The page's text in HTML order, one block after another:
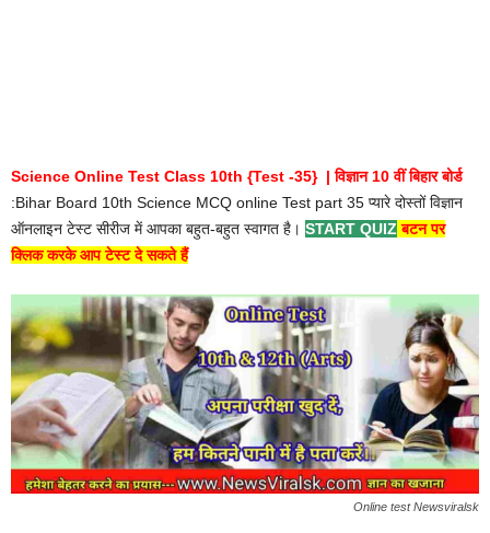
Science Online Test Class 10th {Test -35} | विज्ञान 10 वीं बिहार बोर्ड
:Bihar Board 10th Science MCQ online Test part 35 प्यारे दोस्तों विज्ञान
ऑनलाइन टेस्ट सीरीज में आपका बहुत-बहुत स्वागत है। START QUIZ बटन पर
क्लिक करके आप टेस्ट दे सकते हैं
Online test Newsviralsk